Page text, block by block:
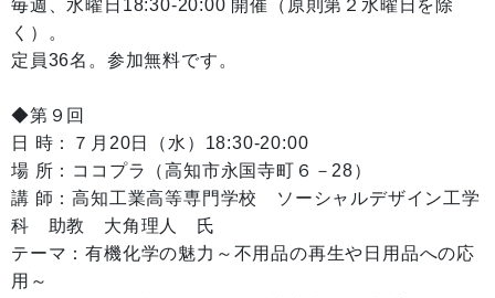
毎週、水曜日18:30-20:00 開催（原則第２水曜日を除
く）。
定員36名。参加無料です。
◆第９回
日 時：７月20日（水）18:30-20:00
場 所：ココプラ（高知市永国寺町６－28）
講 師：高知工業高等専門学校 ソーシャルデザイン工学
科 助教 大角理人 氏
テーマ：有機化学の魅力～不用品の再生や日用品への応
用～